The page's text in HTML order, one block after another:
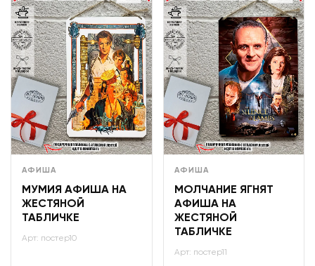
АФИША
МУМИЯ АФИША НА
ЖЕСТЯНОЙ
ТАБЛИЧКЕ
Арт: постер10
АФИША
МОЛЧАНИЕ ЯГНЯТ
АФИША НА
ЖЕСТЯНОЙ
ТАБЛИЧКЕ
Арт: постер11